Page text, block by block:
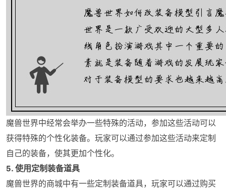
魔兽世界中经常会举办一些特殊的活动，参加这些活动可以
获得特殊的个性化装备。玩家可以通过参加这些活动来定制
自己的装备，使其更加个性化。
5. 使用定制装备道具
魔兽世界的商城中有一些定制装备道具，玩家可以通过购买